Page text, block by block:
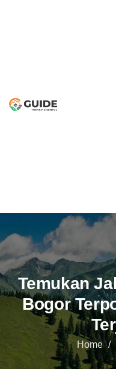
Temukan
Bogor
Home